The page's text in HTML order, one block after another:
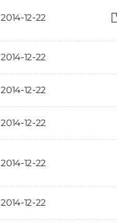
2014-12-22
2014-12-22
2014-12-22
2014-12-22
2014-12-22
2014-12-22